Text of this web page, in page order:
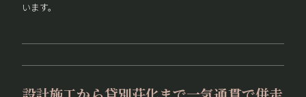
います。